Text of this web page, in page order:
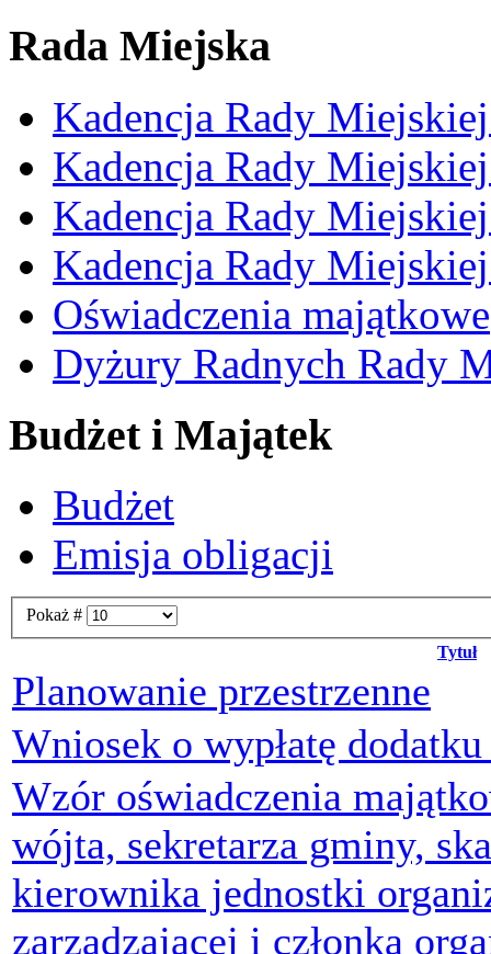
Rada Miejska
Kadencja Rady
Kadencja Rady
Kadencja Rady
Kadencja Rady
Oświadczenia majątkowe
Dyżury Radnych Rady
Budżet i Majątek
Budżet
Emisja obligacji
Pokaż #
Tytuł
Planowanie przestrzenne
Wniosek o wypłatę
Wzór oświadczenia
wójta, sekretarza gminy,
kierownika jednostki
zarządzającej i członka